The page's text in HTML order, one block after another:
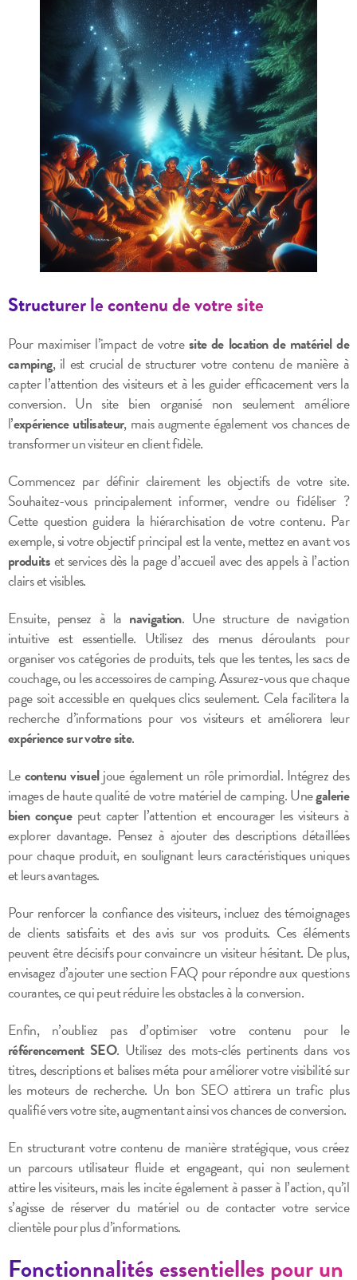
Structurer le contenu de votre site
Pour maximiser l’impact de votresite de location de matériel de
camping, il est crucial de structurer votre contenu de manière à
capter l’attention des visiteurs et à les guider efficacement vers la
conversion. Un site bien organisé non seulement améliore
l’expérience utilisateur, mais augmente également vos chances de
transformer un visiteur en client fidèle.
Commencez par définir clairement les objectifs de votre site.
Souhaitez-vous principalement informer, vendre ou fidéliser ?
Cette question guidera la hiérarchisation de votre contenu. Par
exemple, si votre objectif principal est la vente, mettez en avant vos
produitset services dès la page d’accueil avec des appels à l’action
clairs et visibles.
Ensuite, pensez à la navigation. Une structure de navigation
intuitive est essentielle. Utilisez des menus déroulants pour
organiser vos catégories de produits, tels que les tentes, les sacs de
couchage, ou les accessoires de camping. Assurez-vous que chaque
page soit accessible en quelques clics seulement. Cela facilitera la
recherche d’informations pour vos visiteurs et améliorera leur
expérience sur votre site.
Lecontenu visueljoue également un rôle primordial. Intégrez des
images de haute qualité de votre matériel de camping. Unegalerie
bien conçuepeut capter l’attention et encourager les visiteurs à
explorer davantage. Pensez à ajouter des descriptions détaillées
pour chaque produit, en soulignant leurs caractéristiques uniques
et leurs avantages.
Pour renforcer la confiance des visiteurs, incluez des témoignages
de clients satisfaits et des avis sur vos produits. Ces éléments
peuvent être décisifs pour convaincre un visiteur hésitant. De plus,
envisagez d’ajouter une section FAQ pour répondre aux questions
courantes, ce qui peut réduire les obstacles à la conversion.
Enfin, n’oubliez pas d’optimiser votre contenu pour le
référencement SEO. Utilisez des mots-clés pertinents dans vos
titres, descriptions et balises méta pour améliorer votre visibilité sur
les moteurs de recherche. Un bon SEO attirera un trafic plus
qualifié vers votre site, augmentant ainsi vos chances de conversion.
En structurant votre contenu de manière stratégique, vous créez
un parcours utilisateur fluide et engageant, qui non seulement
attire les visiteurs, mais les incite également à passer à l’action, qu’il
s’agisse de réserver du matériel ou de contacter votre service
clientèle pour plus d’informations.
Fonctionnalités essentielles pour un